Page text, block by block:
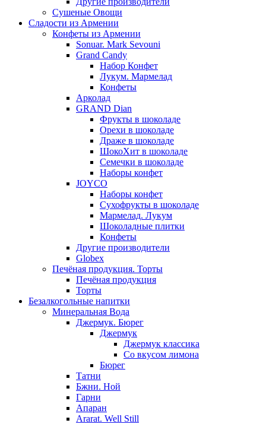
Сушеные Овощи
Сладости из Армении
Конфеты из Армении
Sonuar. Mark Sevouni
Grand Candy
Набор Конфет
Лукум. Мармелад
Конфеты
Арколад
GRAND Dian
Фрукты в шоколаде
Орехи в шоколаде
Драже в шоколаде
ШокоХит в шоколаде
Семечки в шоколаде
Наборы конфет
JOYCO
Наборы конфет
Сухофрукты в шоколаде
Мармелад. Лукум
Шоколадные плитки
Конфеты
Другие производители
Globex
Печёная продукция. Торты
Печёная продукция
Торты
Безалкогольные напитки
Минеральная Вода
Джермук. Бюрег
Джермук
Джермук классика
Со вкусом лимона
Бюрег
Татни
Бжни. Ной
Гарни
Апаран
Ararat. Well Still